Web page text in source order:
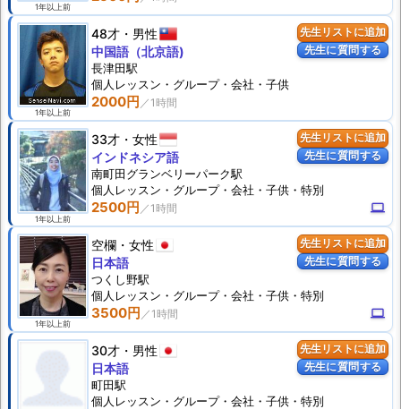
1年以上前
先生リストに追加
先生に質問する
1年以上前
48才 男性
2000円
中国語（北京語)
長津田駅
個人 レッスン ・グループ・会社・子供
先生リストに追加
先生に質問する
1年以上前
33才 女性
2500円 computer
インドネシア語
南町田グランベリーパーク駅
個人 レッスン ・グループ・会社・子供・特別
先生リストに追加
先生に質問する
1年以上前
空欄 女性
3500円 computer
日本語
つくし野駅
個人 レッスン ・グループ・会社・子供・特別
先生リストに追加
先生に質問する
30才 男性
日本語
町田駅
個人 レッスン ・グループ・会社・子供・特別